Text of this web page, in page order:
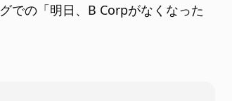
での「明日、B Corpがなくなった